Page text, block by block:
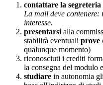
contattare la segreteria
La mail deve
interesse.
presentarsi alla
stabilirà eventuali prove
qualunque momento)
riconosciuti i crediti
la consegna del modulo
studiare in autonomia